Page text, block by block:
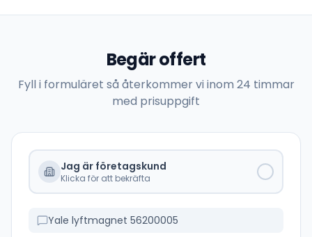
Begär offert
Fyll i formuläret så återkommer vi inom 24 timmar
med prisuppgift
Jag är företagskund
Klicka för att bekräfta
Yale lyftmagnet 56200005